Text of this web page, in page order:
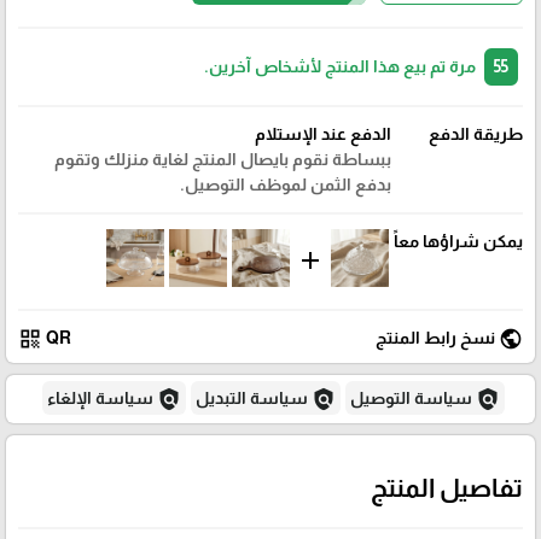
مرة تم بيع هذا المنتج لأشخاص آخرين.
طريقة الدفع
الدفع عند الإستلام
ببساطة نقوم بايصال المنتج لغاية منزلك وتقوم
بدفع الثمن لموظف التوصيل.
يمكن شراؤها معاً
add
public نسخ رابط المنتج QR
qr_code
policy سياسة التوصيل policy سياسة التبديل policy سياسة الإلغاء
تفاصيل المنتج